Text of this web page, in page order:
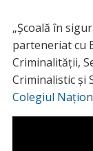
„Școală în
parteneriat cu
Criminalității,
Criminalistic și
Colegiul